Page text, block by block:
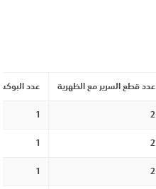
عدد قطع السرير مع الظهرية
عدد
2
1
2
1
2
1